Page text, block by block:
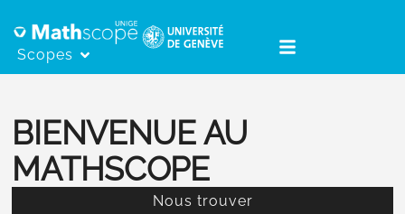
Scopes
BIENVENUE AU
MATHSCOPE
Nous trouver